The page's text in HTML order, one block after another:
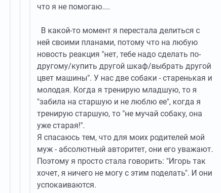
что я не помогаю....
В какой-то момент я перестала делиться с
ней своими планами, потому что на любую
новость реакция "нет, тебе надо сделать по-
другому/купить другой шкаф/выбрать другой
цвет машины". У нас две собаки - старенькая и
молодая. Когда я тренирую младшую, то я
"забила на старшую и не люблю ее", когда я
тренирую старшую, то "не мучай собаку, она
уже старая!".
Я спасаюсь тем, что для моих родителей мой
муж - абсолютный авторитет, они его уважают.
Поэтому я просто стала говорить: "Игорь так
хочет, я ничего не могу с этим поделать". И они
успокаиваются.